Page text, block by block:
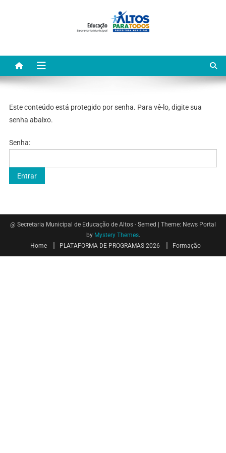
Este conteúdo está protegido por senha. Para vê-lo, digite sua
senha abaixo.
Senha:
@ Secretaria Municipal de Educação de Altos - Semed
Theme: News Portal
by Mystery Themes.
Home
PLATAFORMA DE PROGRAMAS 2026 Formação